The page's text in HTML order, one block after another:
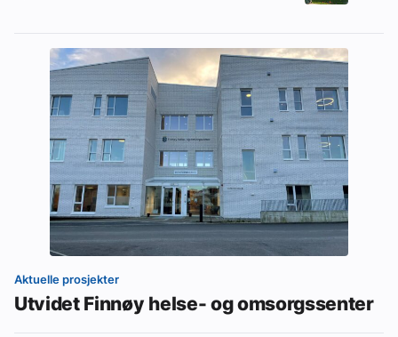
Aktuelle prosjekter
Utvidet Finnøy helse- og omsorgssenter